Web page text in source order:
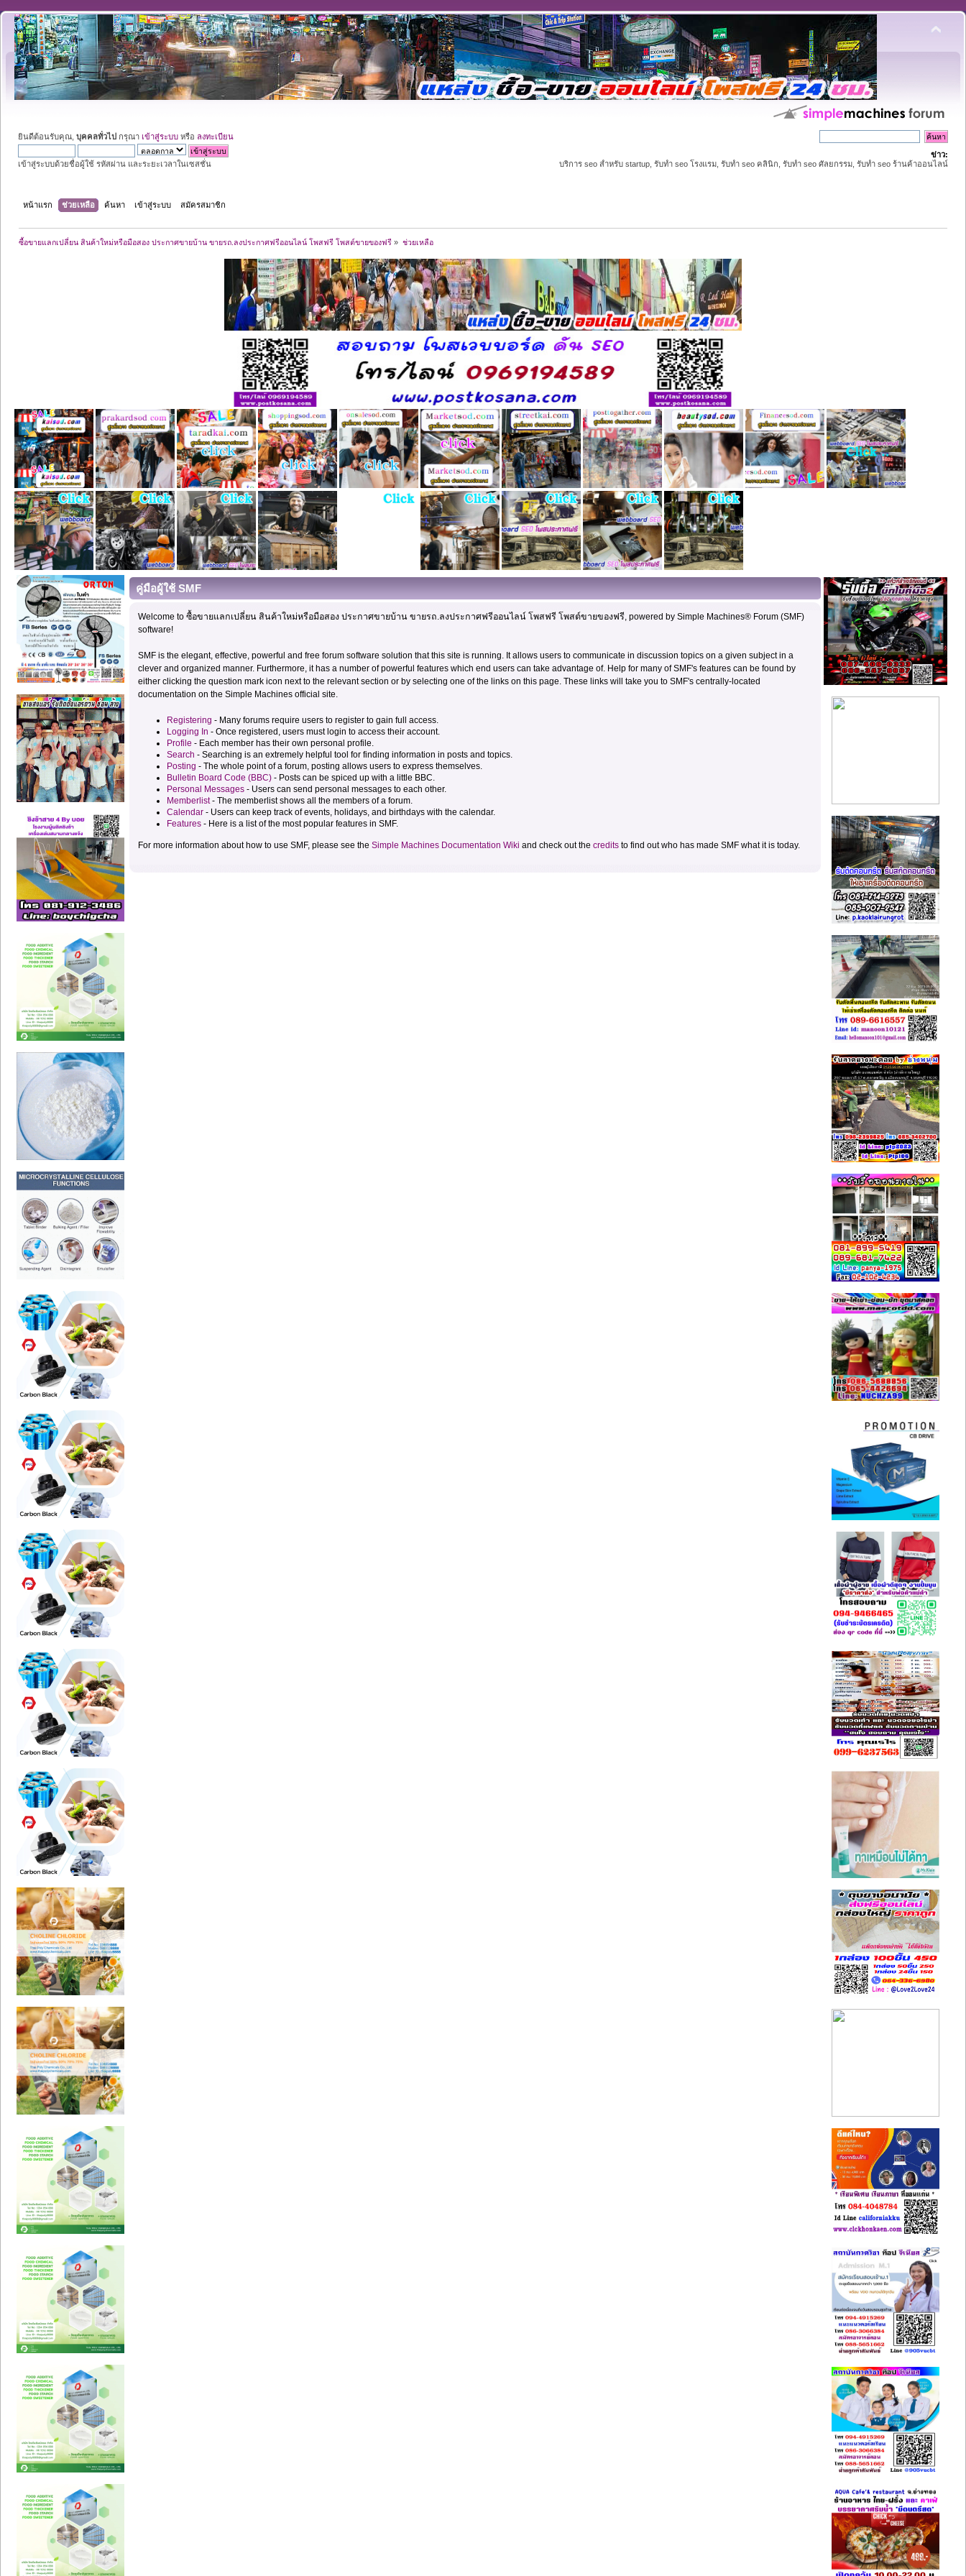
ยินดีต้อนรับคุณ, บุคคลทั่วไป กรุณา เข้าสู่ระบบ หรือ ลงทะเบียน
เข้าสู่ระบบด้วยชื่อผู้ใช้ รหัสผ่าน และระยะเวลาในเซสชั่น
ข่าว:
บริการ seo สำหรับ startup, รับทำ seo โรงแรม, รับทำ seo คลินิก, รับทำ seo ศัลยกรรม, รับทำ seo ร้านค้าออนไลน์
หน้าแรก ช่วยเหลือ ค้นหา เข้าสู่ระบบ สมัครสมาชิก
ซื้อขายแลกเปลี่ยน สินค้าใหม่หรือมือสอง ประกาศขายบ้าน ขายรถ.ลงประกาศฟรีออนไลน์ โพสฟรี โพสต์ขายของฟรี » ช่วยเหลือ
คู่มือผู้ใช้ SMF
Welcome to ซื้อขายแลกเปลี่ยน สินค้าใหม่หรือมือสอง ประกาศขายบ้าน ขายรถ.ลงประกาศฟรีออนไลน์ โพสฟรี โพสต์ขายของฟรี, powered by Simple Machines® Forum (SMF)
software!
SMF is the elegant, effective, powerful and free forum software solution that this site is running. It allows users to communicate in discussion topics on a given subject in a
clever and organized manner. Furthermore, it has a number of powerful features which end users can take advantage of. Help for many of SMF's features can be found by
either clicking the question mark icon next to the relevant section or by selecting one of the links on this page. These links will take you to SMF's centrally-located
documentation on the Simple Machines official site.
Registering - Many forums require users to register to gain full access.
Logging In - Once registered, users must login to access their account.
Profile - Each member has their own personal profile.
Search - Searching is an extremely helpful tool for finding information in posts and topics.
Posting - The whole point of a forum, posting allows users to express themselves.
Bulletin Board Code (BBC) - Posts can be spiced up with a little BBC.
Personal Messages - Users can send personal messages to each other.
Memberlist- The memberlist shows all the members of a forum.
Calendar - Users can keep track of events, holidays, and birthdays with the calendar.
Features - Here is a list of the most popular features in SMF.
For more information about how to use SMF, please see theSimple Machines Documentation Wiki and check out thecredits to find out who has made SMF what it is today.